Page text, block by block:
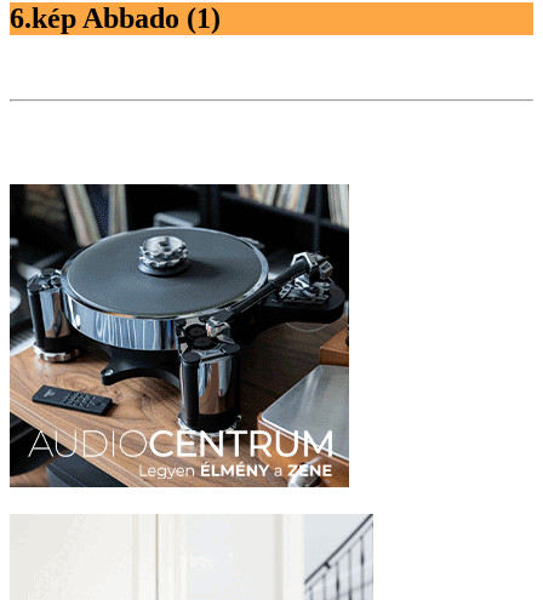
6.kép Abbado (1)